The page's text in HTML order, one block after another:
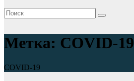
Метка: COVID-19
COVID-19